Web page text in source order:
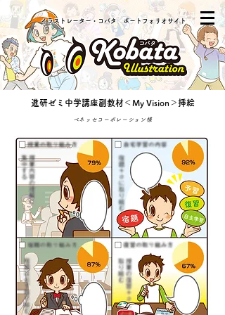
​イラストレーター・コバタ ポートフォリオサイト
​進研ゼミ中学講座副教材＜My Vision＞挿絵
ベネッセコーポレーション 様